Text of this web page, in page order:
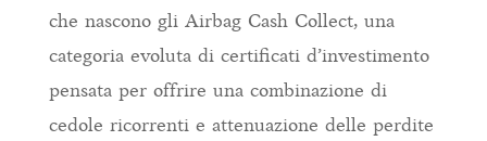
che nascono gli Airbag Cash Collect, una
categoria evoluta di certificati d’investimento
pensata per offrire una combinazione di
cedole ricorrenti e attenuazione delle perdite